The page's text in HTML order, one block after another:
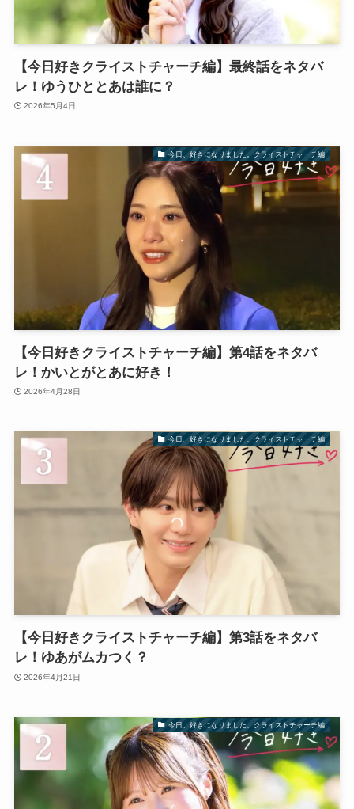
【今日好きクライストチャーチ編】最終話をネタバ
レ！ゆうひととあは誰に？
2026年5月4日
今日、好きになりました。クライストチャーチ編
【今日好きクライストチャーチ編】第4話をネタバ
レ！かいとがとあに好き！
2026年4月28日
今日、好きになりました。クライストチャーチ編
【今日好きクライストチャーチ編】第3話をネタバ
レ！ゆあがムカつく？
2026年4月21日
今日、好きになりました。クライストチャーチ編